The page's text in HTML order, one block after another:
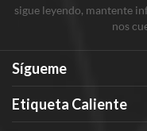
sigue leyendo, mantente
nos
Sígueme
Etiqueta Caliente